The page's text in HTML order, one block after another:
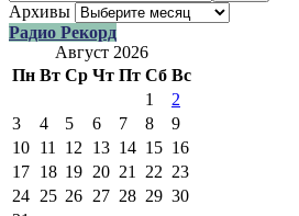
Архивы
Радио Рекорд
Август 2026
Пн Вт Ср Чт Пт Сб Вс
1
2
3
4 5 6 7 8
9
10 11 12 13 14 15 16
17 18 19 20 21 22 23
24 25 26 27 28 29 30